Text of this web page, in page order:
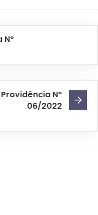
Nº
Nº
06/2022